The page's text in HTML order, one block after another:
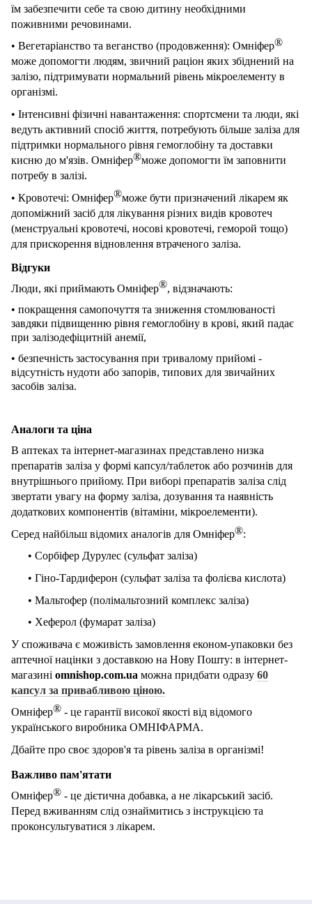
їм забезпечити себе та свою дитину необхідними
поживними речовинами.
• Вегетаріанство та веганство (продовження): Омніфер®
може допомогти людям, звичний раціон яких збіднений на
залізо, підтримувати нормальний рівень мікроелементу в
організмі.
• Інтенсивні фізичні навантаження: спортсмени та люди, які
ведуть активний спосіб життя, потребують більше заліза для
підтримки нормального рівня гемоглобіну та доставки
кисню до м'язів. Омніфер®може допомогти їм заповнити
потребу в залізі.
• Кровотечі: Омніфер®може бути призначений лікарем як
допоміжний засіб для лікування різних видів кровотеч
(менструальні кровотечі, носові кровотечі, геморой тощо)
для прискорення відновлення втраченого заліза.
Відгуки
Люди, які приймають Омніфер®, відзначають:
• покращення самопочуття та зниження стомлюваності
завдяки підвищенню рівня гемоглобіну в крові, який падає
при залізодефіцитній анемії,
• безпечність застосування при тривалому прийомі -
відсутність нудоти або запорів, типових для звичайних
засобів заліза.
Аналоги та ціна
В аптеках та інтернет-магазинах представлено низка
препаратів заліза у формі капсул/таблеток або розчинів для
внутрішнього прийому. При виборі препаратів заліза слід
звертати увагу на форму заліза, дозування та наявність
додаткових компонентів (вітаміни, мікроелементи).
Серед найбільш відомих аналогів для Омніфер®:
• Сорбіфер Дурулес (сульфат заліза)
• Гіно-Тардиферон (сульфат заліза та фолієва кислота)
• Мальтофер (полімальтозний комплекс заліза)
• Хеферол (фумарат заліза)
У споживача є моживість замовлення економ-упаковки без
аптечної націнки з доставкою на Нову Пошту: в інтернет-
магазині omnishop.com.ua можна придбати одразу 60
капсул за привабливою ціною.
Омніфер® - це гарантії високої якості від відомого
українського виробника ОМНІФАРМА.
Дбайте про своє здоров'я та рівень заліза в організмі!
Важливо пам'ятати
Омніфер® - це дієтична добавка, а не лікарський засіб.
Перед вживанням слід ознаймитись з інструкцією та
проконсультуватися з лікарем.